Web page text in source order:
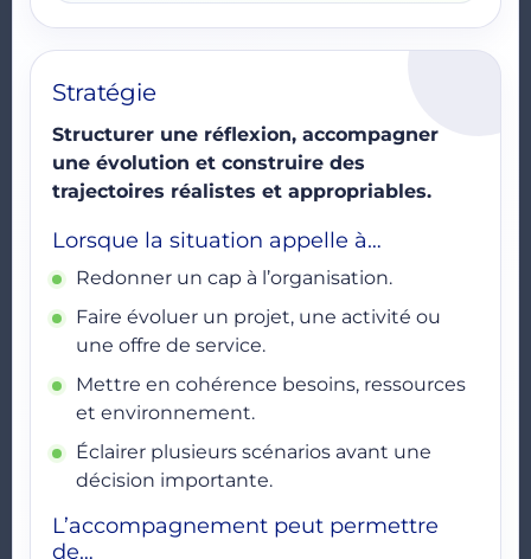
Stratégie
Structurer une réflexion, accompagner
une évolution et construire des
trajectoires réalistes et appropriables.
Lorsque la situation appelle à…
Redonner un cap à l’organisation.
Faire évoluer un projet, une activité ou
une offre de service.
Mettre en cohérence besoins, ressources
et environnement.
Éclairer plusieurs scénarios avant une
décision importante.
L’accompagnement peut permettre
de…